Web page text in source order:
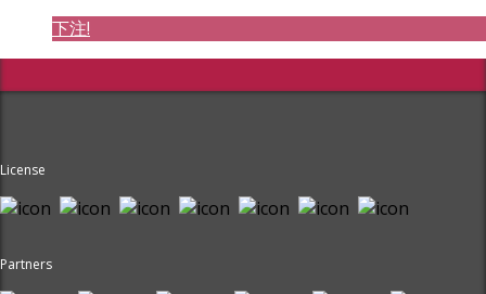
下注!
License
Partners